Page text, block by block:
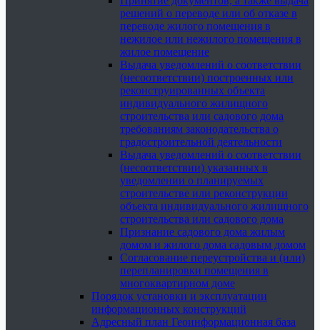
решений о переводе или об отказе в
переводе жилого помещения в
нежилое или нежилого помещения в
жилое помещение
Выдача уведомлений о соответствии
(несоответствии) построенных или
реконструированных объекта
индивидуального жилищного
строительства или садового дома
требованиям законодательства о
градостроительной деятельности
Выдача уведомлений о соответствии
(несоответствии) указанных в
уведомлении о планируемых
строительстве или реконструкции
объекта индивидуального жилищного
строительства или садового дома
Признание садового дома жилым
домом и жилого дома садовым домом
Согласование переустройства и (или)
перепланировки помещения в
многоквартирном доме
Порядок установки и эксплуатации
информационных конструкций
Адресный план Геоинформационная база